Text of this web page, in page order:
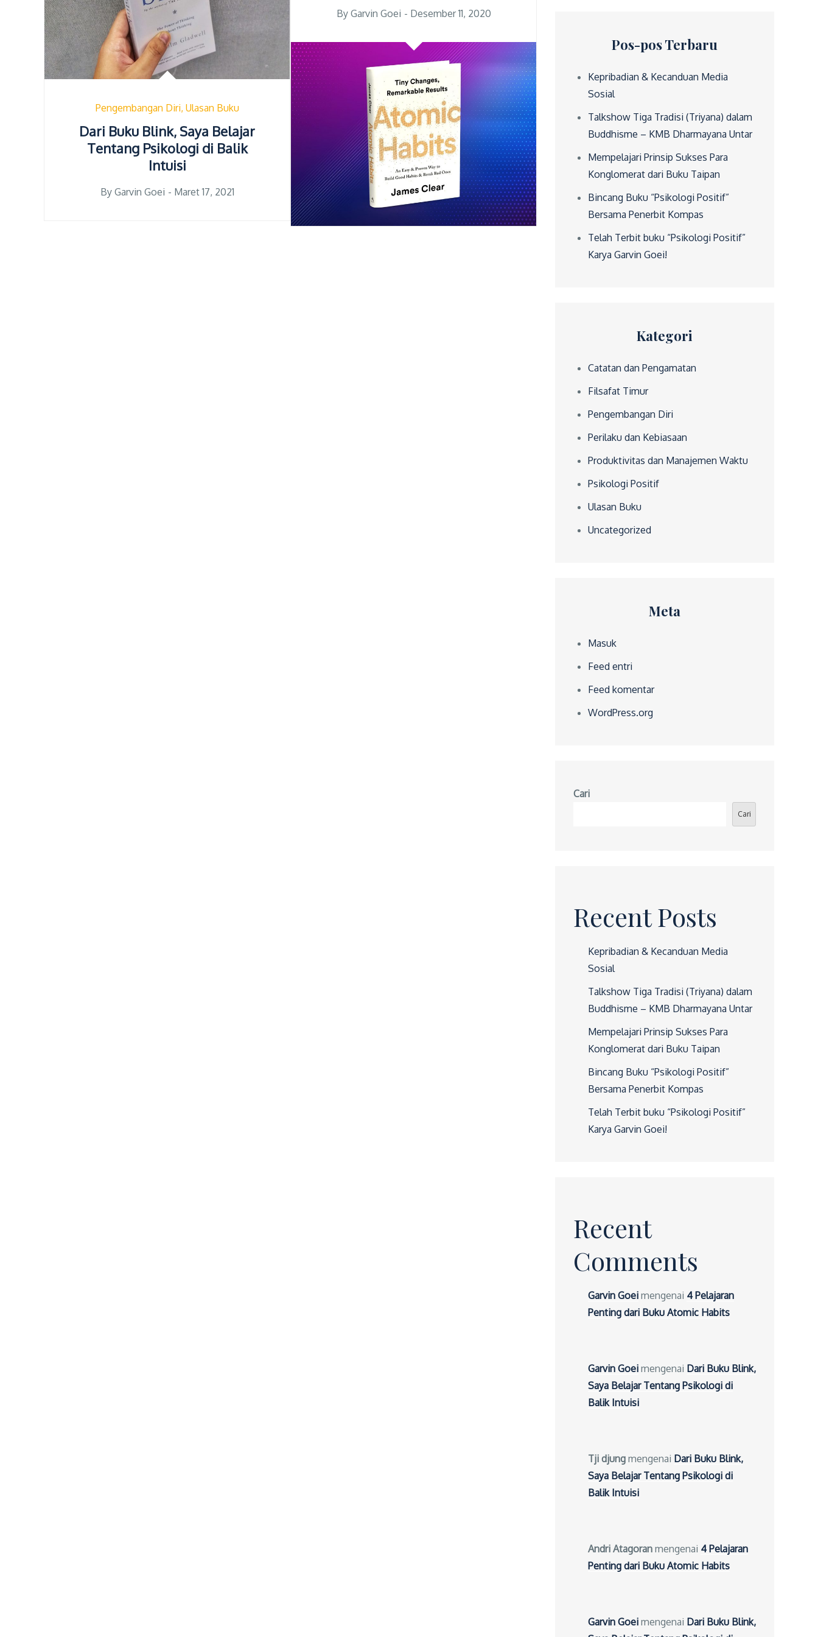
Pengembangan Diri Ulasan Buku
Dari Buku Blink, Saya Belajar
Tentang Psikologi di Balik
Intuisi
By Garvin Goei Posted
Maret 17, 2021
By Garvin Goei Posted
Desember 11, 2020
Pos-pos Terbaru
Kepribadian & Kecanduan Media
Sosial
Talkshow Tiga Tradisi (Triyana) dalam
Buddhisme – KMB Dharmayana Untar
Mempelajari Prinsip Sukses Para
Konglomerat dari Buku Taipan
Bincang Buku “Psikologi Positif”
Bersama Penerbit Kompas
Telah Terbit buku “Psikologi Positif”
Karya Garvin Goei!
Kategori
Catatan dan Pengamatan
Filsafat Timur
Pengembangan Diri
Perilaku dan Kebiasaan
Produktivitas dan Manajemen Waktu
Psikologi Positif
Ulasan Buku
Uncategorized
Meta
Masuk
Feed entri
Feed komentar
WordPress.org
Cari
Cari
Recent Posts
Kepribadian & Kecanduan Media
Sosial
Talkshow Tiga Tradisi (Triyana) dalam
Buddhisme – KMB Dharmayana Untar
Mempelajari Prinsip Sukses Para
Konglomerat dari Buku Taipan
Bincang Buku “Psikologi Positif”
Bersama Penerbit Kompas
Telah Terbit buku “Psikologi Positif”
Karya Garvin Goei!
Recent
Comments
Garvin Goei mengenai 4 Pelajaran
Penting dari Buku Atomic Habits
Garvin Goei mengenai Dari Buku Blink,
Saya Belajar Tentang Psikologi di
Balik Intuisi
Tji djung mengenai Dari Buku Blink,
Saya Belajar Tentang Psikologi di
Balik Intuisi
Andri Atagoran mengenai 4 Pelajaran
Penting dari Buku Atomic Habits
Garvin Goei mengenai Dari Buku Blink,